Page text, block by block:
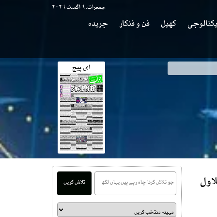
جمعرات, ۶ اگست ۲۰۲۶
کھیل فن و فنکار
جریدہ
ای پیج
تلاش کریں